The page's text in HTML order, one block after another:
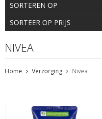
SORTEREN OP
SORTEER OP PRIJS
NIVEA
Home Verzorging Nivea